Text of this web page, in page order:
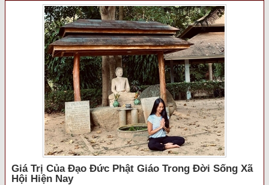
Giá Trị Của Đạo Đức Phật Giáo Trong Đời Sống Xã
Hội Hiện Nay